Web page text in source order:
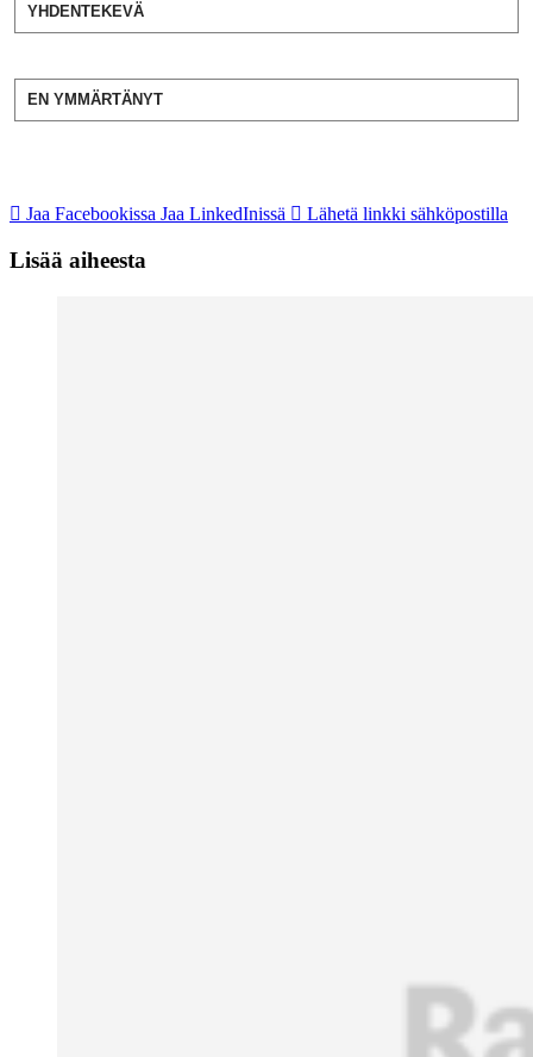
YHDENTEKEVÄ
EN YMMÄRTÄNYT
Jaa Facebookissa Jaa LinkedInissä Lähetä linkki sähköpostilla
Lisää aiheesta